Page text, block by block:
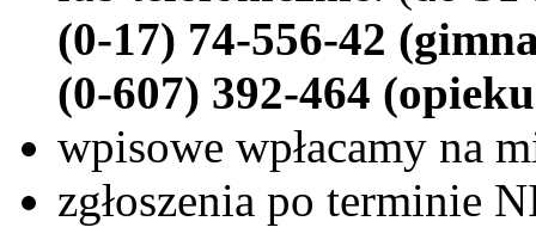
(0-17) 74-556-42
(0-607) 392-464
wpisowe wpłacamy na
zgłoszenia po terminie